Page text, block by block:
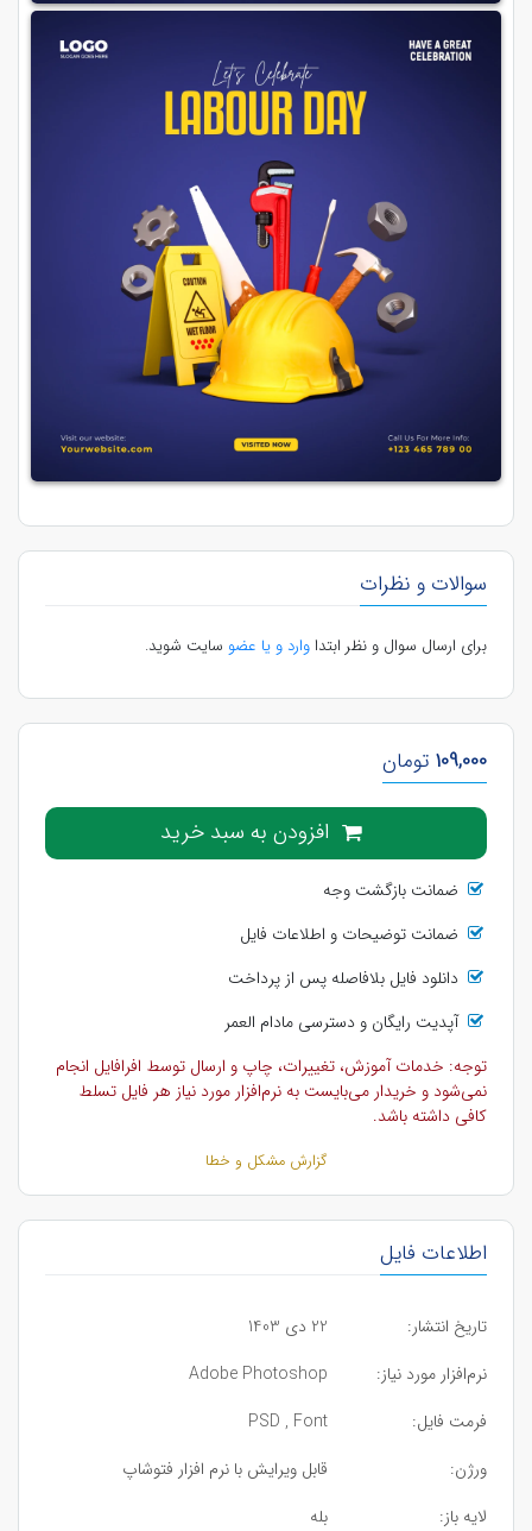
سوالات و نظرات
برای ارسال سوال و نظر ابتداوارد و یا عضو سایت شوید.
109,000 تومان
افزودن به سبد خرید
ضمانت بازگشت وجه
ضمانت توضیحات و اطلاعات فایل
دانلود فایل بلافاصله پس از پرداخت
آپدیت رایگان و دسترسی مادام العمر
توجه: خدمات آموزش، تغییرات، چاپ و ارسال توسط افرافایل انجام
نمی‌شود و خریدار می‌بایست به نرم‌افزار مورد نیاز هر فایل تسلط
کافی داشته باشد.
گزارش مشکل و خطا
اطلاعات فایل
تاریخ انتشار:
22 دی 1403
نرم‌افزار مورد نیاز:
Adobe Photoshop
فرمت فایل:
PSD , Font
ورژن:
قابل ویرایش با نرم افزار فتوشاپ
لایه باز:
بله